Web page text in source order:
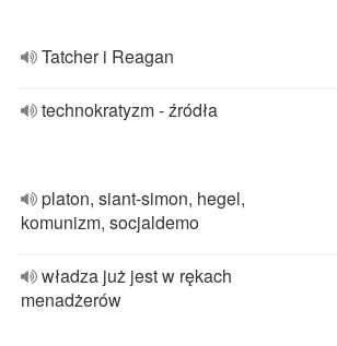
Tatcher i Reagan
technokratyzm - źródła
platon, siant-simon, hegel,
komunizm, socjaldemo
władza już jest w rękach
menadżerów